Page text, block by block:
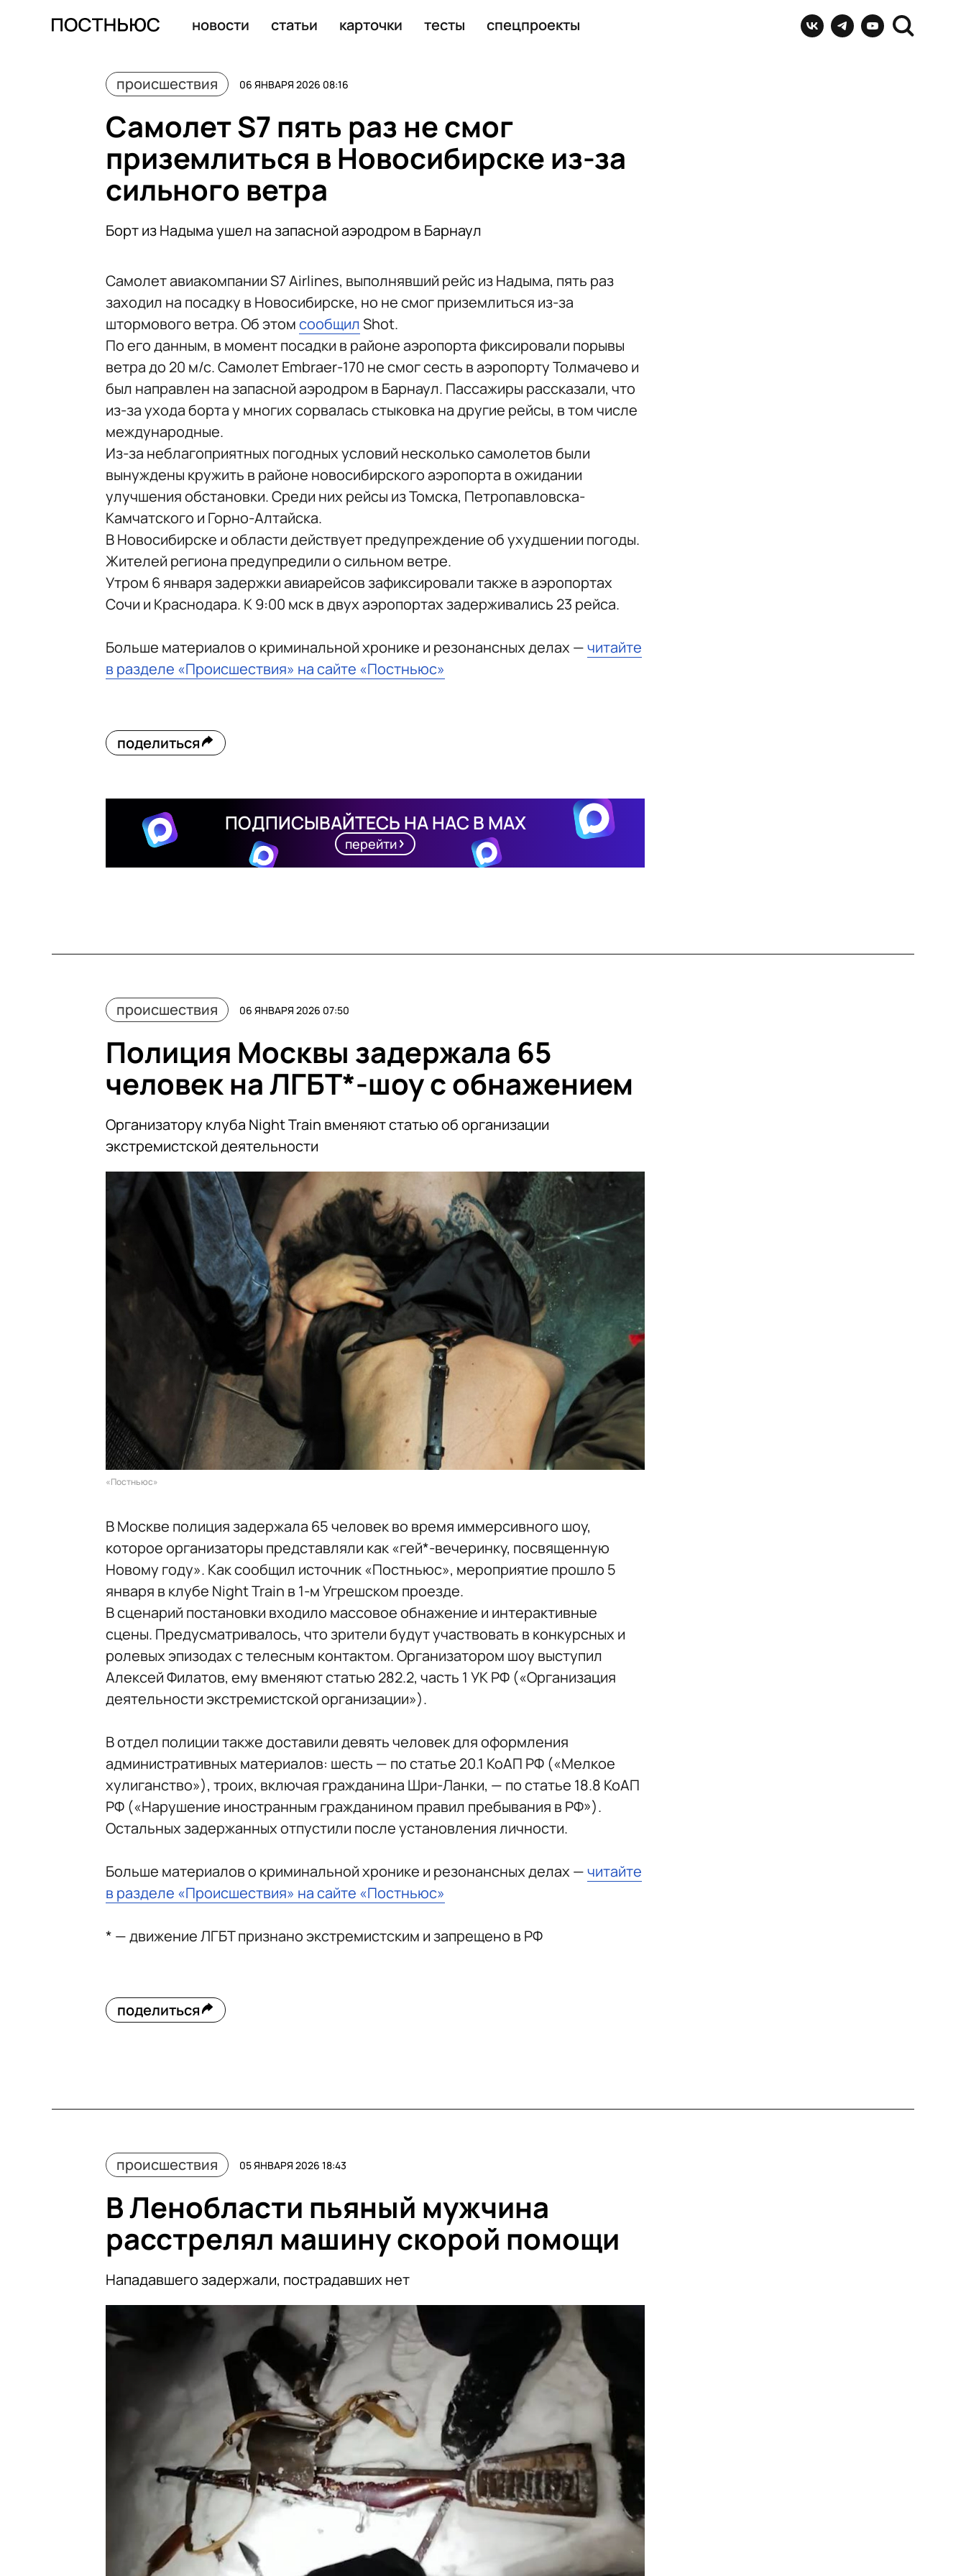
новости статьи карточки тесты спецпроекты
происшествия 06 ЯНВАРЯ 2026 08:16
Самолет S7 пять раз не смог
приземлиться в Новосибирске из-за
сильного ветра
Борт из Надыма ушел на запасной аэродром в Барнаул
Самолет авиакомпании S7 Airlines, выполнявший рейс из Надыма, пять раз
заходил на посадку в Новосибирске, но не смог приземлиться из-за
штормового ветра. Об этомсообщилShot.
По его данным, в момент посадки в районе аэропорта фиксировали порывы
ветра до 20 м/с. Самолет Embraer-170 не смог сесть в аэропорту Толмачево и
был направлен на запасной аэродром в Барнаул. Пассажиры рассказали, что
из-за ухода борта у многих сорвалась стыковка на другие рейсы, в том числе
международные.
Из-за неблагоприятных погодных условий несколько самолетов были
вынуждены кружить в районе новосибирского аэропорта в ожидании
улучшения обстановки. Среди них рейсы из Томска, Петропавловска-
Камчатского и Горно-Алтайска.
В Новосибирске и области действует предупреждение об ухудшении погоды.
Жителей региона предупредили о сильном ветре.
Утром 6 января задержки авиарейсов зафиксировали также в аэропортах
Сочи и Краснодара. К 9:00 мск в двух аэропортах задерживались 23 рейса.
Больше материалов о криминальной хронике и резонансных делах —читайте
в разделе «Происшествия» на сайте «Постньюс»
поделиться
ПОДПИСЫВАЙТЕСЬ НА НАС В MAX
перейти
происшествия 06 ЯНВАРЯ 2026 07:50
Полиция Москвы задержала 65
человек на ЛГБТ*-шоу с обнажением
Организатору клуба Night Train вменяют статью об организации
экстремистской деятельности
«Постньюс»
В Москве полиция задержала 65 человек во время иммерсивного шоу,
которое организаторы представляли как «гей*-вечеринку, посвященную
Новому году». Как сообщил источник «Постньюс», мероприятие прошло 5
января в клубе Night Train в 1-м Угрешском проезде.
В сценарий постановки входило массовое обнажение и интерактивные
сцены. Предусматривалось, что зрители будут участвовать в конкурсных и
ролевых эпизодах с телесным контактом. Организатором шоу выступил
Алексей Филатов, ему вменяют статью 282.2, часть 1 УК РФ («Организация
деятельности экстремистской организации»).
В отдел полиции также доставили девять человек для оформления
административных материалов: шесть — по статье 20.1 КоАП РФ («Мелкое
хулиганство»), троих, включая гражданина Шри-Ланки, — по статье 18.8 КоАП
РФ («Нарушение иностранным гражданином правил пребывания в РФ»).
Остальных задержанных отпустили после установления личности.
Больше материалов о криминальной хронике и резонансных делах —читайте
в разделе «Происшествия» на сайте «Постньюс»
* — движение ЛГБТ признано экстремистским и запрещено в РФ
поделиться
происшествия 05 ЯНВАРЯ 2026 18:43
В Ленобласти пьяный мужчина
расстрелял машину скорой помощи
Нападавшего задержали, пострадавших нет